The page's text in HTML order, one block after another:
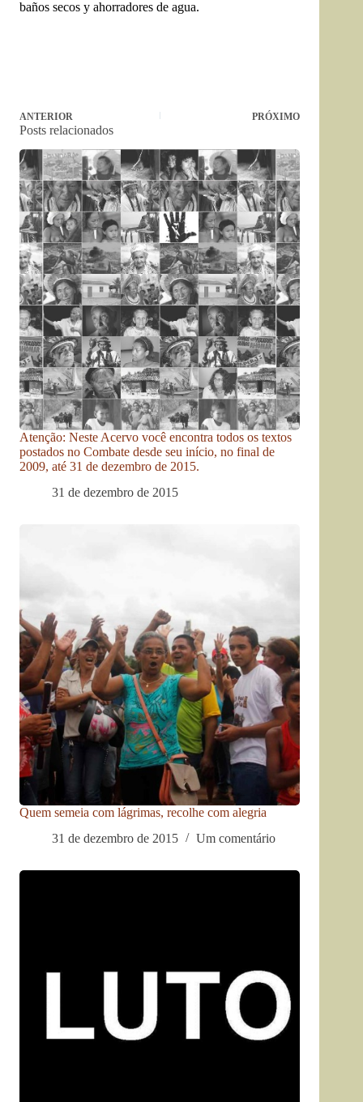
baños secos y ahorradores de agua.
ANTERIOR PRÓXIMO
Posts relacionados
Atenção: Neste Acervo você encontra todos os textos
postados no Combate desde seu início, no final de
2009, até 31 de dezembro de 2015.
31 de dezembro de 2015
Quem semeia com lágrimas, recolhe com alegria
31 de dezembro de 2015
Um comentário